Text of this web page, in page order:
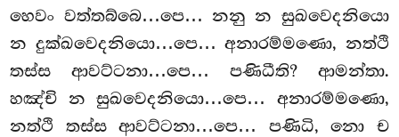
හෙවං වත්තබ්බෙ…පෙ… නනු න සුඛවෙදනියො
න දුක්ඛවෙදනියො…පෙ… අනාරම්මණො, නත්ථි
තස්ස ආවට්ටනා…පෙ… පණිධීති? ආමන්තා.
හඤ්චි න සුඛවෙදනියො…පෙ… අනාරම්මණො,
නත්ථි තස්ස ආවට්ටනා…පෙ… පණිධි, නො ච